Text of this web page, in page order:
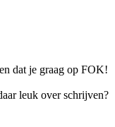
dat je graag op FOK!
leuk over schrijven?